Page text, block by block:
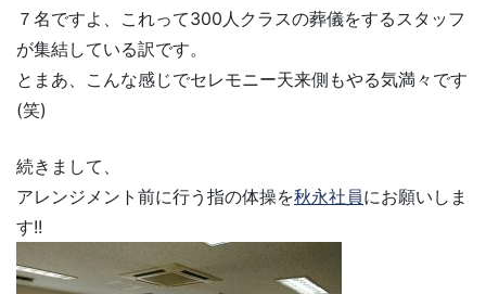
７名ですよ、これって300人クラスの葬儀をするスタッフ
が集結している訳です。
とまあ、こんな感じでセレモニー天来側もやる気満々です
(笑)
続きまして、
アレンジメント前に行う指の体操を秋永社員にお願いしま
す!!